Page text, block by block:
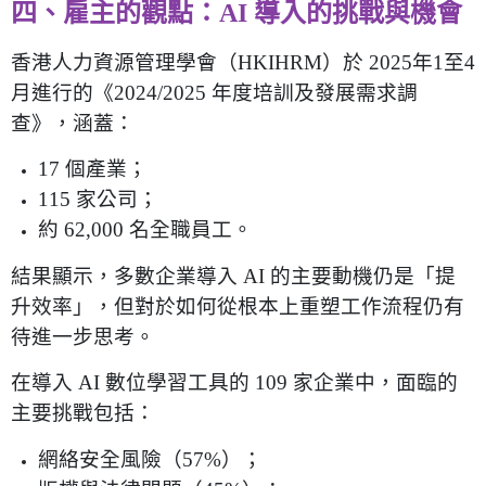
四、雇主的觀點： AI 導入的挑戰與機會
香港人力資源管理學會（HKIHRM）於 2025年1 至4
月進行的《2024/2025 年度培訓及發展需求調
查》，涵蓋：
17 個產業；
115 家公司；
約 62,000 名全職員工。
結果顯示，多數企業導入 AI 的主要動機仍是「提
升效率」，但對於如何從根本上重塑工作流程仍有
待進一步思考。
在導入 AI 數位學習工具的 109 家企業中，面臨的
主要挑戰包括：
網絡安全風險（57%）；